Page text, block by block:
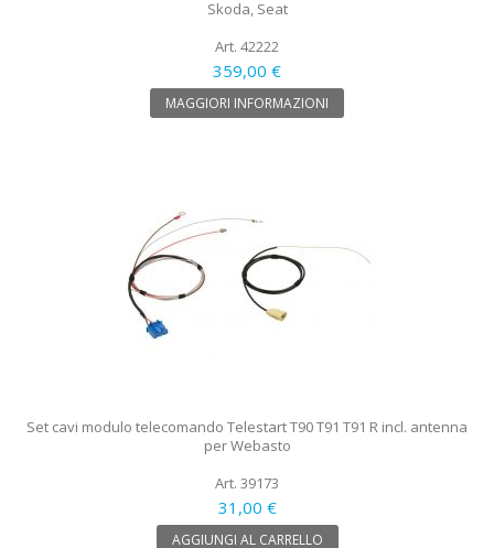
Skoda, Seat
Art. 42222
359,00 €
MAGGIORI INFORMAZIONI
Set cavi modulo telecomando Telestart T90 T91 T91 R incl. antenna
per Webasto
Art. 39173
31,00 €
AGGIUNGI AL CARRELLO